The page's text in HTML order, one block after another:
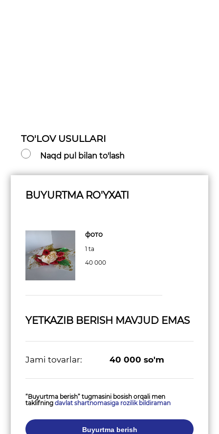
TO'LOV USULLARI
Naqd pul bilan to'lash
BUYURTMA RO'YXATI
фото
1 ta
40 000
YETKAZIB BERISH MAVJUD EMAS
Jami tovarlar: 40 000 so'm
“Buyurtma berish” tugmasini bosish orqali men
taklifningdavlat shartnomasiga rozilik bildiraman
Buyurtma berish